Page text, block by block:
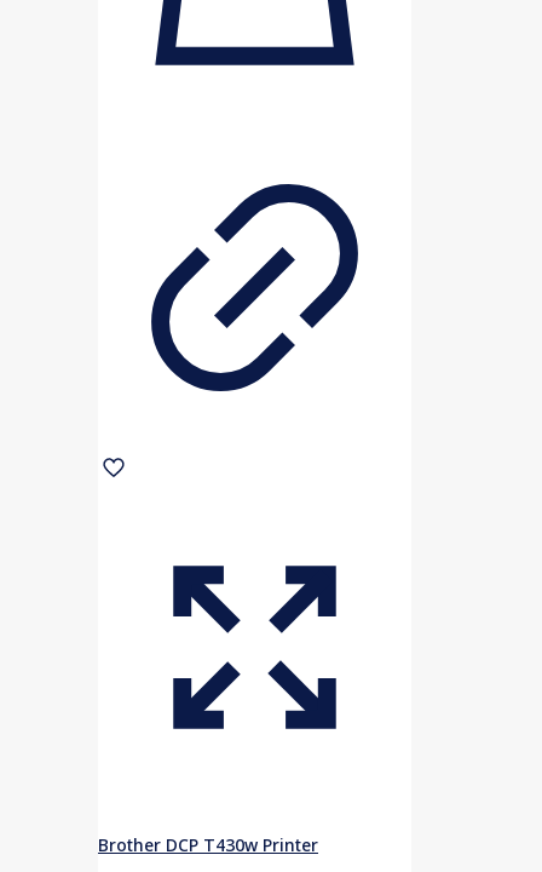
Brother DCP T430w Printer